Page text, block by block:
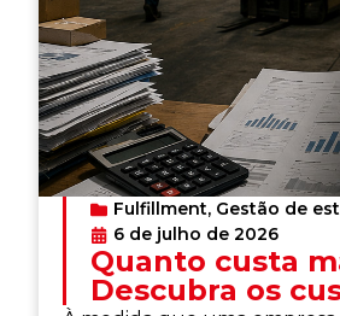
Fulfillment, Gestão de
6 de julho de 2026
Quanto custa
Descubra os